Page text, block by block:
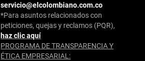
servicio@elcolombiano.com.co
*Para asuntos relacionados con
peticiones, quejas y reclamos (PQR),
haz clic aquí
PROGRAMA DE TRANSPARENCIA Y
ÉTICA EMPRESARIAL: